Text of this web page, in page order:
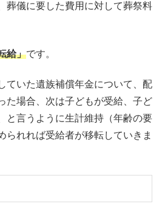
葬儀に要した費用に対して葬祭料
給」です。
ていた遺族補償年金について、配
た場合、次は子どもが受給、子ど
と言うように生計維持（年齢の要
られれば受給者が移転していきま